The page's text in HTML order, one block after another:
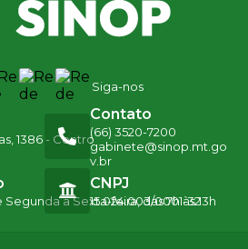
Siga-nos
1386 - Centro
Contato
(66) 3520-7200
gabinete@sinop.mt.go
v.br
a Sexta-feira, das 7h às 13h
CNPJ
15.024.003/0001-32